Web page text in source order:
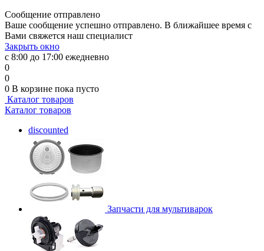
Сообщение отправлено
Ваше сообщение успешно отправлено. В ближайшее время с
Вами свяжется наш специалист
Закрыть окно
с 8:00 до 17:00 ежедневно
0
0
0 В корзине пока пусто
Каталог товаров
Каталог товаров
discounted
Запчасти для мультиварок